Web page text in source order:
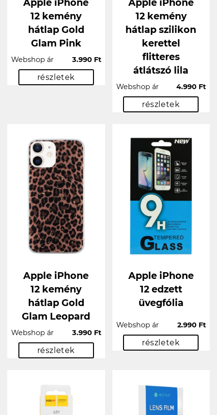
12 kemény
hátlap Gold
Glam Pink
Webshop ár 3.990 Ft
részletek
12 kemény
hátlap szilikon
kerettel
flitteres
átlátszó lila
Webshop ár 4.990 Ft
részletek
Apple iPhone
12 kemény
hátlap Gold
Glam Leopard
Webshop ár 3.990 Ft
részletek
Apple iPhone
12 edzett
üvegfólia
Webshop ár 2.990 Ft
részletek